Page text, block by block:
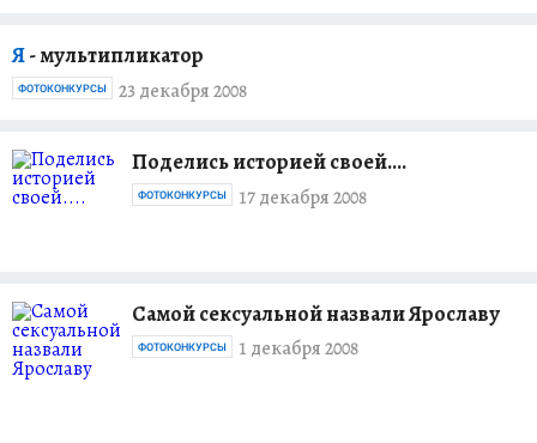
Я- мультипликатор
23 декабря 2008
ФОТОКОНКУРСЫ
Поделись историей своей....
17 декабря 2008
ФОТОКОНКУРСЫ
Самой сексуальной назвали Ярославу
1 декабря 2008
ФОТОКОНКУРСЫ